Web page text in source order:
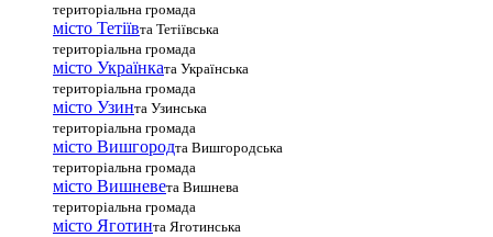
територіальна громада
місто Тетіївта Тетіївська
територіальна громада
місто Українката Українська
територіальна громада
місто Узинта Узинська
територіальна громада
місто Вишгородта Вишгородська
територіальна громада
місто Вишневета Вишнева
територіальна громада
місто Яготинта Яготинська